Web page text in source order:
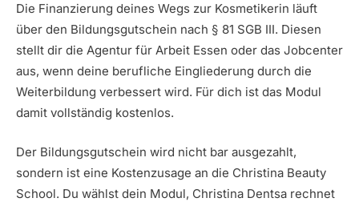
Die Finanzierung deines Wegs zur Kosmetikerin läuft
über den Bildungsgutschein nach § 81 SGB III. Diesen
stellt dir die Agentur für Arbeit Essen oder das Jobcenter
aus, wenn deine berufliche Eingliederung durch die
Weiterbildung verbessert wird. Für dich ist das Modul
damit vollständig kostenlos.
Der Bildungsgutschein wird nicht bar ausgezahlt,
sondern ist eine Kostenzusage an die Christina Beauty
School. Du wählst dein Modul, Christina Dentsa rechnet